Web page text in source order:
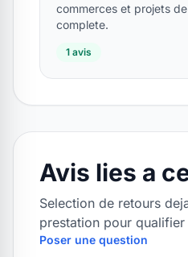
commerces et projets
complete.
1 avis
Avis lies a
Selection de retours
prestation pour
Poser une question